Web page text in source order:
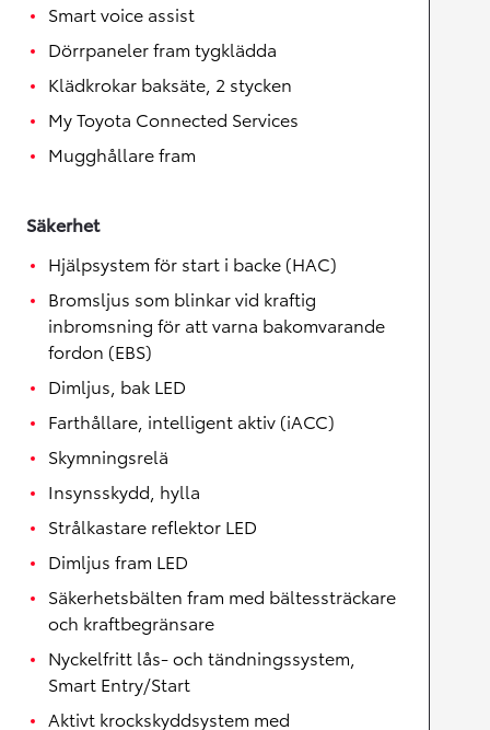
Smart voice assist
Dörrpaneler fram tygklädda
Klädkrokar baksäte, 2 stycken
My Toyota Connected Services
Mugghållare fram
Säkerhet
Hjälpsystem för start i backe (HAC)
Bromsljus som blinkar vid kraftig
inbromsning för att varna bakomvarande
fordon (EBS)
Dimljus, bak LED
Farthållare, intelligent aktiv (iACC)
Skymningsrelä
Insynsskydd, hylla
Strålkastare reflektor LED
Dimljus fram LED
Säkerhetsbälten fram med bältessträckare
och kraftbegränsare
Nyckelfritt lås- och tändningssystem,
Smart Entry/Start
Aktivt krockskyddsystem med